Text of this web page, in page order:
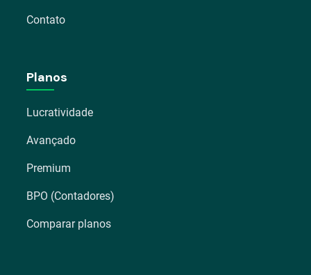
Contato
Planos
Lucratividade
Avançado
Premium
BPO (Contadores)
Comparar planos